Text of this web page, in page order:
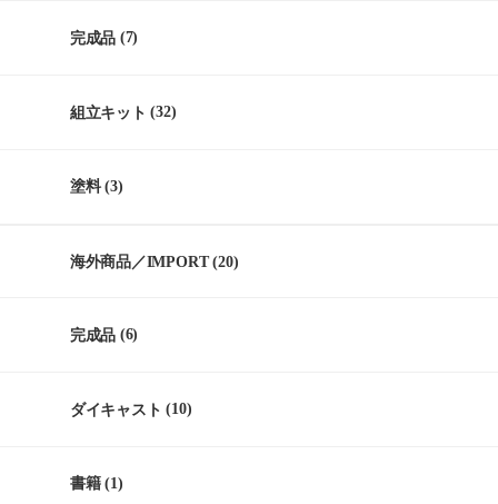
完成品 (7)
組立キット (32)
塗料(3)
海外商品／IMPORT(20)
完成品 (6)
ダイキャスト (10)
書籍(1)